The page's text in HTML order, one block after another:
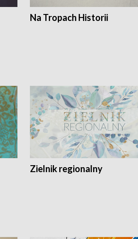
Na Tropach Historii
Zielnik regionalny